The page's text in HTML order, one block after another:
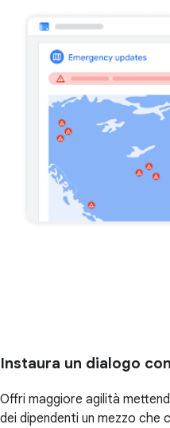
Instaura un dialogo
Offri maggiore agilità
dei dipendenti un mezzo